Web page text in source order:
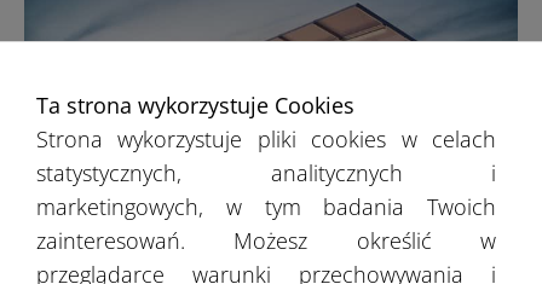
Ta strona wykorzystuje Cookies
Strona wykorzystuje pliki cookies w celach
statystycznych, analitycznych i
marketingowych, w tym badania Twoich
zainteresowań. Możesz określić w
przeglądarce warunki przechowywania i